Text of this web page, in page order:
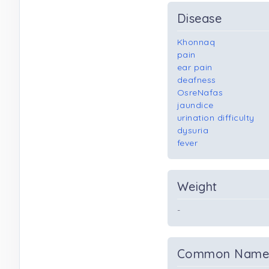
Disease
Khonnaq
pain
ear pain
deafness
OsreNafas
jaundice
urination difficulty
dysuria
fever
Weight
-
Common Name